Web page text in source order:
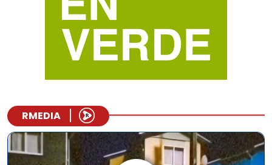
RMEDIA